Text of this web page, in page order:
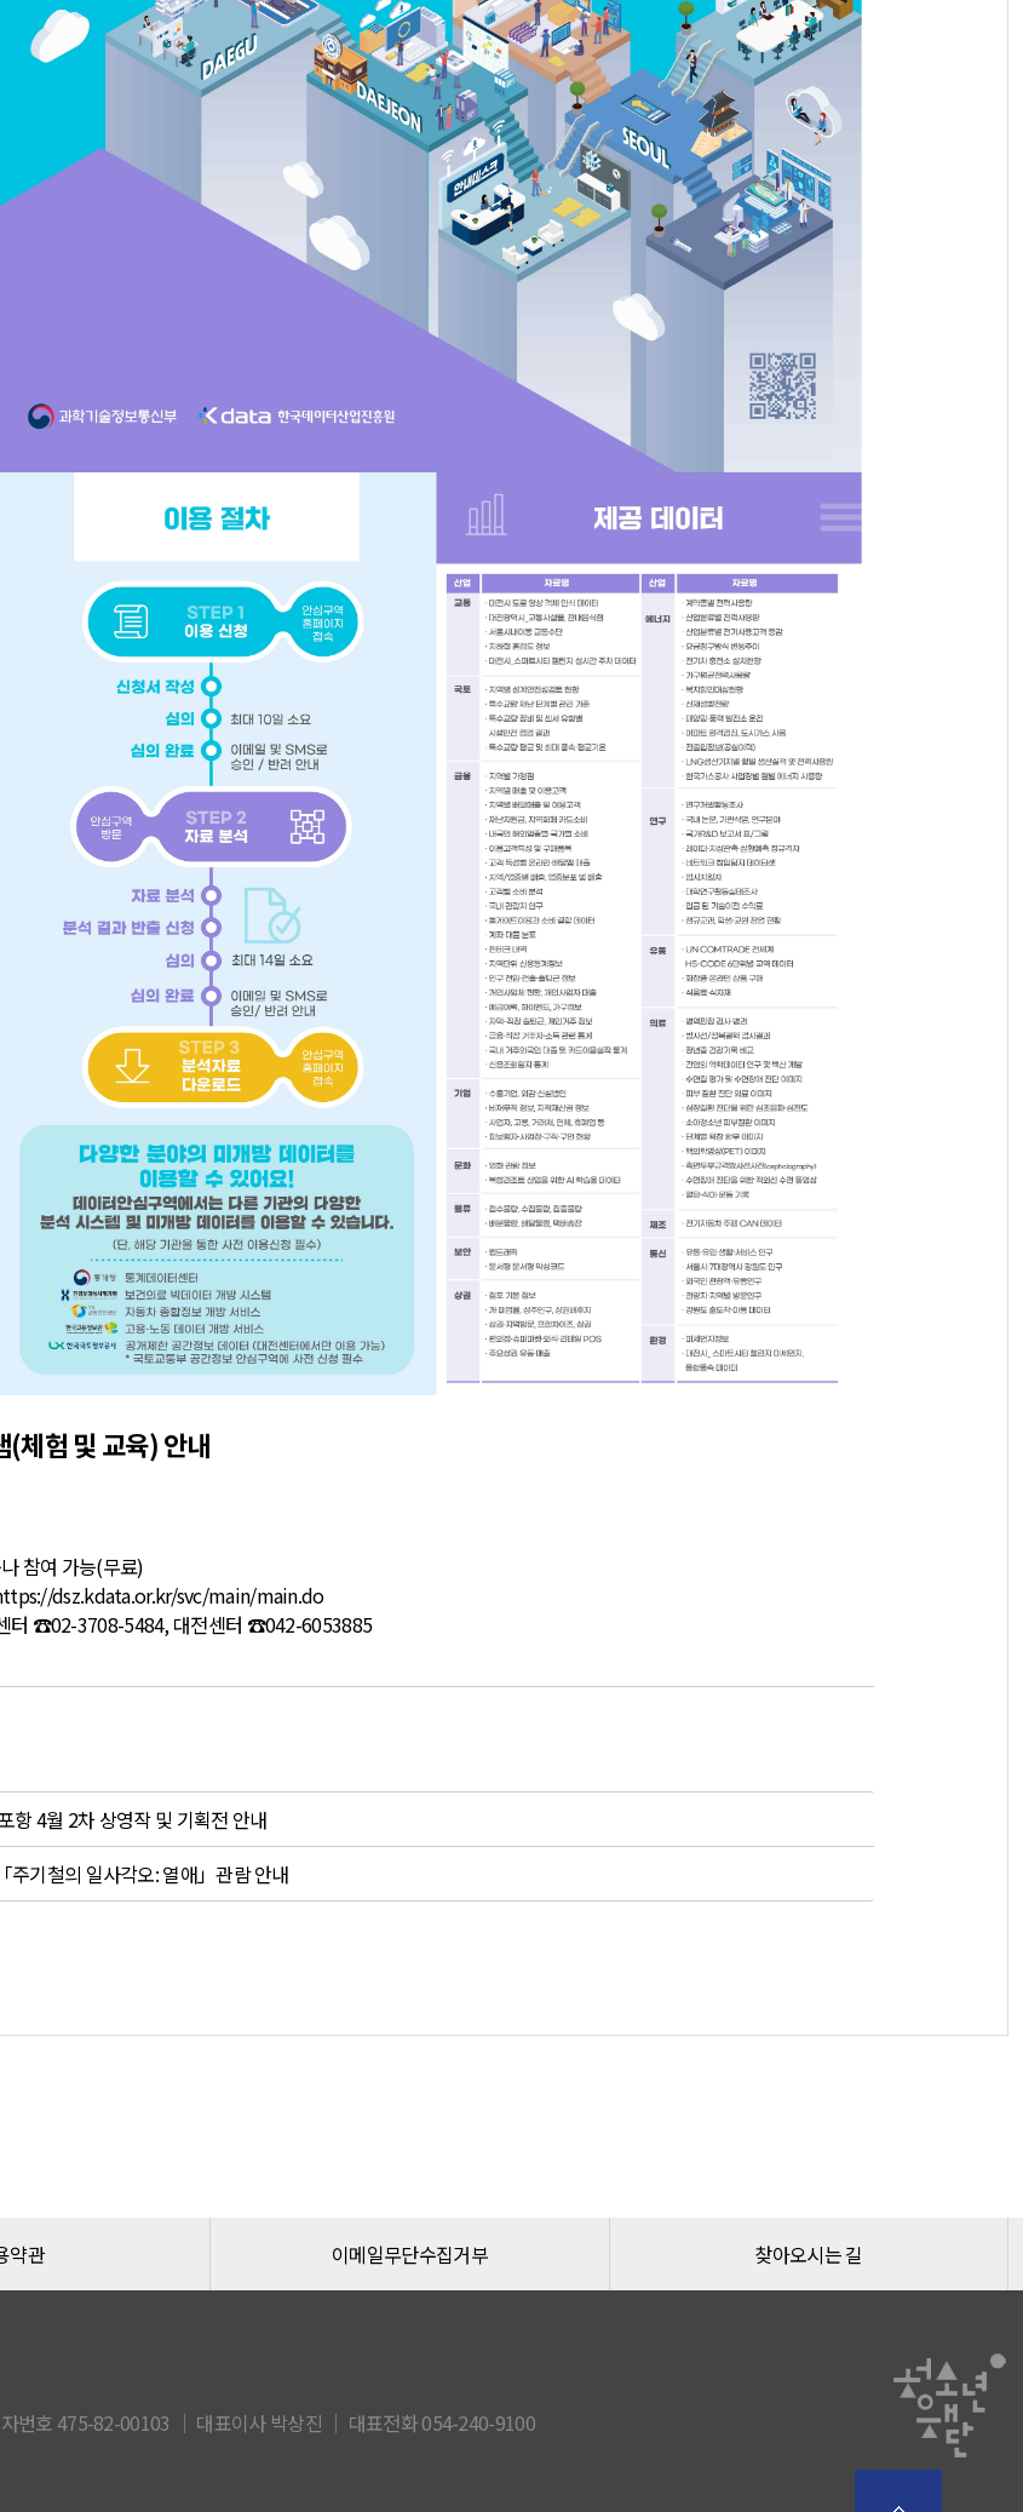
체험 및 교육) 안내
참여 가능(무료)
dsz.kdata.or.kr/svc/main/main.do
터 ☎02-3708-5484, 대전센터 ☎042-6053885
항 4월 2차 상영작 및 기획전 안내
기철의 일사각오: 열애」관람 안내
약관 이메일무단수집거부 찾아오시는 길
번호 475-82-00103 │ 대표이사 박상진 │ 대표전화 054-240-9100